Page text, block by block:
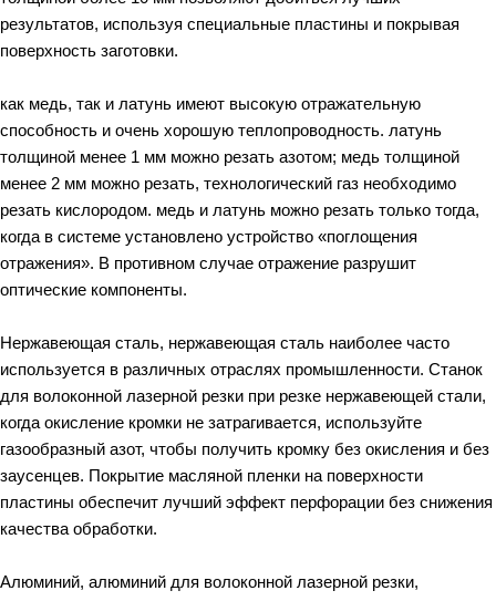
результатов, используя специальные пластины и покрывая
поверхность заготовки.
как медь, так и латунь имеют высокую отражательную
способность и очень хорошую теплопроводность. латунь
толщиной менее 1 мм можно резать азотом; медь толщиной
менее 2 мм можно резать, технологический газ необходимо
резать кислородом. медь и латунь можно резать только тогда,
когда в системе установлено устройство «поглощения
отражения». В противном случае отражение разрушит
оптические компоненты.
Нержавеющая сталь, нержавеющая сталь наиболее часто
используется в различных отраслях промышленности. Станок
для волоконной лазерной резки при резке нержавеющей стали,
когда окисление кромки не затрагивается, используйте
газообразный азот, чтобы получить кромку без окисления и без
заусенцев. Покрытие масляной пленки на поверхности
пластины обеспечит лучший эффект перфорации без снижения
качества обработки.
Алюминий, алюминий для волоконной лазерной резки,